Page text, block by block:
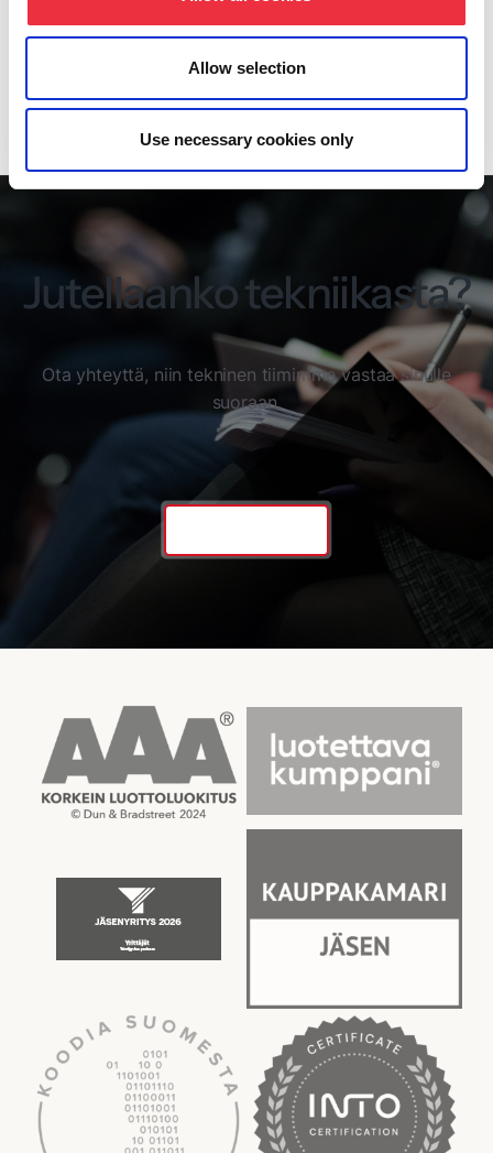
Allow selection
Use necessary cookies only
myös täysin GDPR-yhteensopiva.
Jutellaanko tekniikasta?
Ota yhteyttä, niin tekninen tiimimme vastaa sinulle
suoraan.